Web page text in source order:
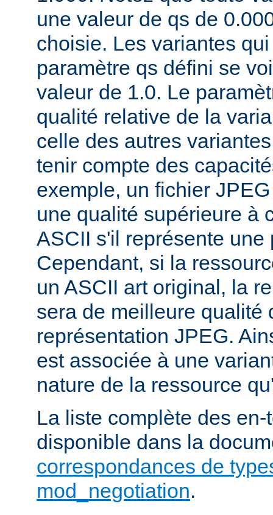
une valeur de qs de
choisie. Les variantes
paramètre qs défini se
valeur de 1.0. Le
qualité relative de la
celle des autres
tenir compte des
exemple, un fichier
une qualité supérieure à
ASCII s'il représente une
Cependant, si la
un ASCII art original, la
sera de meilleure qualité
représentation JPEG.
est associée à une
nature de la ressource
La liste complète des
disponible dans la
correspondances de
mod_negotiation.